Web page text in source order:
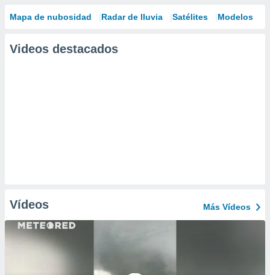
Mapa de nubosidad Radar de lluvia Satélites Modelos
Videos destacados
Vídeos Más Vídeos